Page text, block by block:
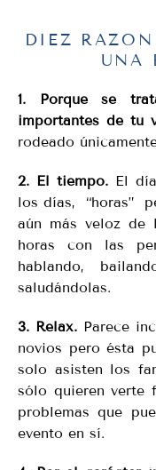
DIEZ
UNA
1. Porque se
importantes de tu
rodeado
2. El tiempo. El
los días, “horas”
aún más veloz de
horas con las
hablando,
saludándolas.
3. Relax.Parece
novios pero ésta
solo asisten los
sólo quieren verte
problemas que
evento en sí.